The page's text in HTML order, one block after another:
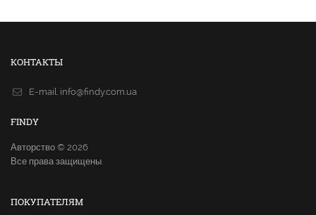
КОНТАКТЫ
E-mail. info@findy.com.ua
FINDY
Авторство © 2026
Все права защищены.
ПОКУПАТЕЛЯМ